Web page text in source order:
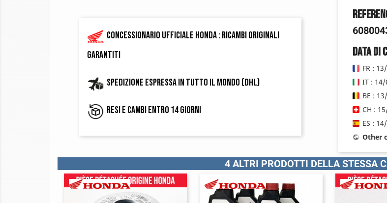
Concessionario ufficiale Honda : ricambi originali
garantiti
Spedizione espressa in tutto il mondo (DHL)
Resi e cambi entro 14 giorni
Data di
FR :
IT :
BE :
CH :
ES :
Other
4 ALTRI PRODOTTI DELLA STESSA